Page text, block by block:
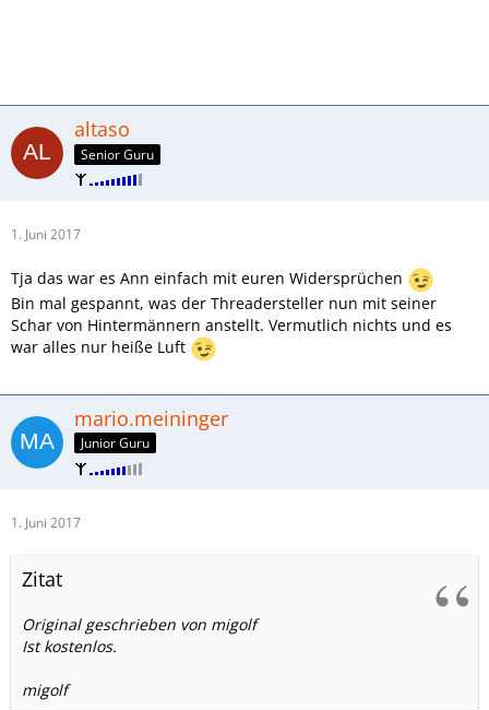
altaso
Senior Guru
1. Juni 2017
Tja das war es Ann einfach mit euren Widersprüchen
Bin mal gespannt, was der Threadersteller nun mit seiner
Schar von Hintermännern anstellt. Vermutlich nichts und es
war alles nur heiße Luft
mario.meininger
Junior Guru
1. Juni 2017
Zitat
Original geschrieben von migolf
Ist kostenlos.
migolf